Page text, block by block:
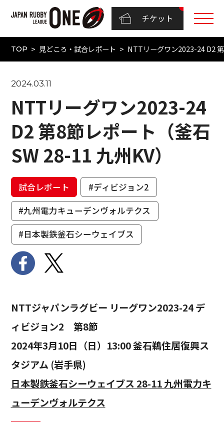
チケット
TOP 見どころ・試合レポート NTTリーグワン2023-24 D2
2024.03.11
NTTリーグワン2023-24
D2 第8節レポート（釜石
SW 28-11 九州KV）
試合レポート
#ディビジョン2
#九州電力キューデンヴォルテクス
#日本製鉄釜石シーウェイブス
NTTジャパンラグビー リーグワン2023-24 デ
ィビジョン2 第8節
2024年3月10日（日）13:00 釜石鵜住居復興ス
タジアム (岩手県)
日本製鉄釜石シーウェイブス 28-11 九州電力キ
ューデンヴォルテクス